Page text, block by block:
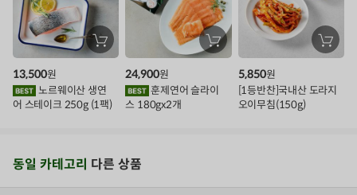
장
바
에
담
기
노르웨이산 생연
어 스테이크 250g (1팩)
13,500원
장
바
에
담
훈제연어 슬라이
스 180gx2개
24,900원
장
바
에
담
[1등반찬]국내산 도라지
오이무침(150g)
5,850원
동일 카테고리 다른 상품